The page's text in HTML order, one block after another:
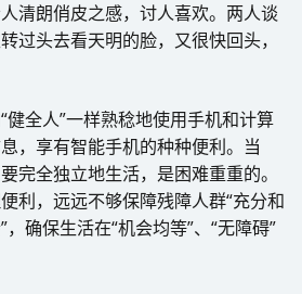
清朗俏皮之感，讨人喜欢。两人谈
过头去看天明的脸，又很快回头，
全人”一样熟稔地使用手机和计算
，享有智能手机的种种便利。当
完全独立地生活，是困难重重的。
利，远远不够保障残障人群“充分和
确保生活在“机会均等”、“无障碍”